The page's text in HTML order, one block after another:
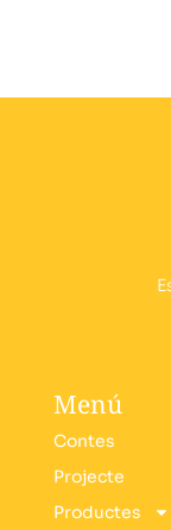
Menú
Contes
Projecte
Productes